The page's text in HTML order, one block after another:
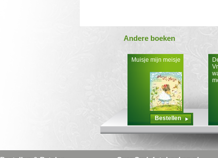
Andere boeken
Muisje mijn meisje
Bestellen